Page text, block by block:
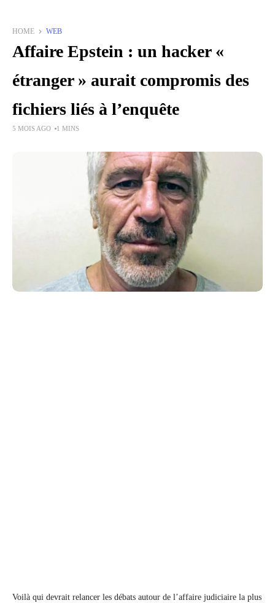
HOME WEB
Affaire Epstein : un hacker «
étranger » aurait compromis des
fichiers liés à l’enquête
5 MOIS AGO 1 MINS
Voilà qui devrait relancer les débats autour de l’affaire judiciaire la plus